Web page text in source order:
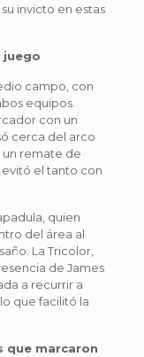
invicto en estas
juego
campo, con
equipos.
con un
cerca del arco
un remate de
evitó el tanto con
quien
del área al
La Tricolor,
de James
a recurrir a
que facilitó la
que marcaron